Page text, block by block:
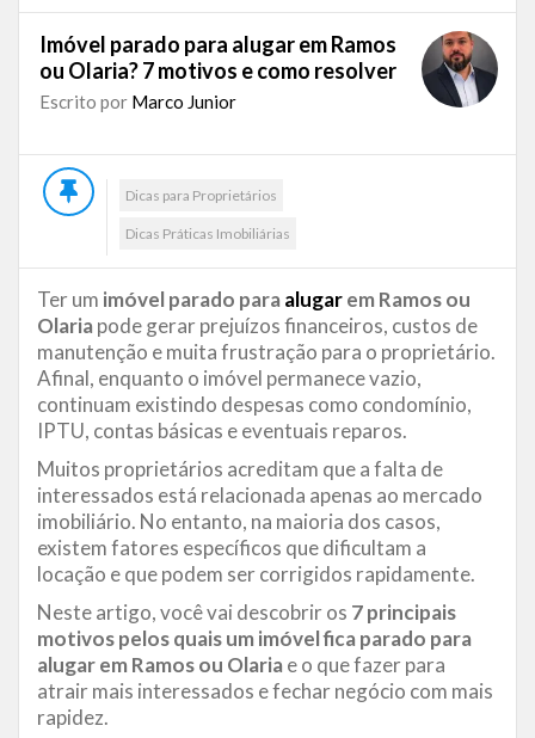
Imóvel parado para alugar em Ramos
ou Olaria? 7 motivos e como resolver
Escrito por Marco Junior
Dicas para Proprietários
Dicas Práticas Imobiliárias
Ter um imóvel parado paraalugarem Ramos ou
Olariapode gerar prejuízos financeiros, custos de
manutenção e muita frustração para o proprietário.
Afinal, enquanto o imóvel permanece vazio,
continuam existindo despesas como condomínio,
IPTU, contas básicas e eventuais reparos.
Muitos proprietários acreditam que a falta de
interessados está relacionada apenas ao mercado
imobiliário. No entanto, na maioria dos casos,
existem fatores específicos que dificultam a
locação e que podem ser corrigidos rapidamente.
Neste artigo, você vai descobrir os 7 principais
motivos pelos quais um imóvel fica parado para
alugar em Ramos ou Olariae o que fazer para
atrair mais interessados e fechar negócio com mais
rapidez.